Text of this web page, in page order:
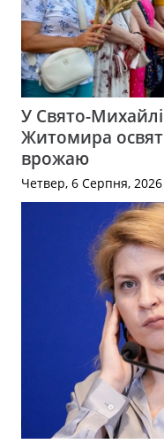
У Свято-
Житомира
врожаю
Четвер, 6 Серпня, 2026